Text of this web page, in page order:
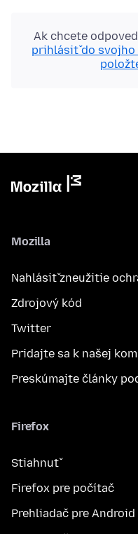
Ak chcete
prihlásiť do svojho
Mozilla
Nahlásiť zneužitie
Zdrojový kód
Twitter
Pridajte sa k našej
Preskúmajte články
Firefox
Stiahnuť
Firefox pre počítač
Prehliadač pre Android